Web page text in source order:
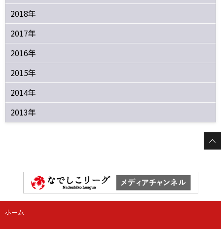
2018年
2017年
2016年
2015年
2014年
2013年
ホーム